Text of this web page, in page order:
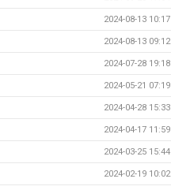
2024-08-13 10:17
2024-08-13 09:12
2024-07-28 19:18
2024-05-21 07:19
2024-04-28 15:33
2024-04-17 11:59
2024-03-25 15:44
2024-02-19 10:02